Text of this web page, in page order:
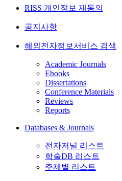
RISS 개인정보 재동의
공지사항
해외전자정보서비스 검색
Academic Journals
Ebooks
Dissertations
Conference Materials
Reviews
Reports
Databases & Journals
전자저널 리스트
학술DB 리스트
주제별 리스트